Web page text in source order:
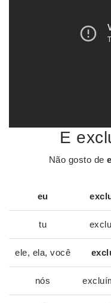
E
Não gosto de
eu
tu
ele, ela, você
nós